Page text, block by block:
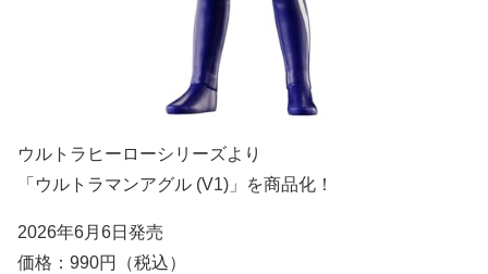
ウルトラヒーローシリーズより
「ウルトラマンアグル (V1)」を商品化！
2026年6月6日発売
価格：990円（税込）